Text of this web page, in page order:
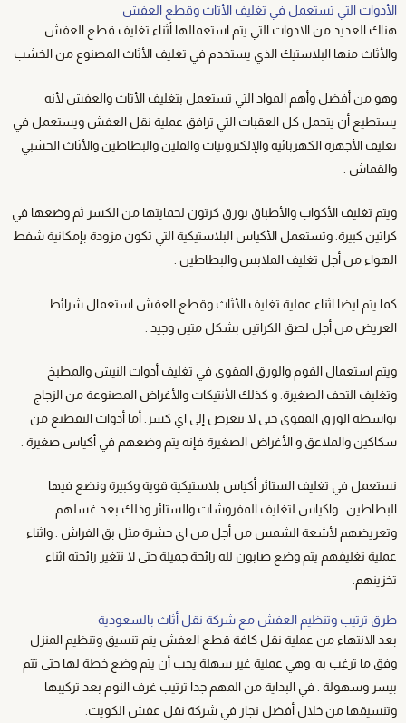
الأدوات التي تستعمل في تغليف الأثاث وقطع العفش
هناك العديد من الادوات التي يتم استعمالها أثناء تغليف قطع العفش
والأثاث منها البلاستيك الذي يستخدم في تغليف الأثاث المصنوع من الخشب
وهو من أفضل وأهم المواد التي تستعمل بتغليف الأثاث والعفش لأنه
يستطيع أن يتحمل كل العقبات التي ترافق عملية نقل العفش ويستعمل في
تغليف الأجهزة الكهربائية والإلكترونيات والفلين والبطاطين والأثاث الخشبي
والقماش .
ويتم تغليف الأكواب والأطباق بورق كرتون لحمايتها من الكسر ثم وضعها في
كراتين كبيرة. وتستعمل الأكياس البلاستيكية التي تكون مزودة بإمكانية شفط
الهواء من أجل تغليف الملابس والبطاطين .
كما يتم ايضا اثناء عملية تغليف الأثاث وقطع العفش استعمال شرائط
العريض من أجل لصق الكراتين بشكل متين وجيد .
ويتم استعمال الفوم والورق المقوى في تغليف أدوات النيش والمطبخ
وتغليف التحف الصغيرة. و كذلك الأنتيكات والأغراض المصنوعة من الزجاج
بواسطة الورق المقوى حتى لا تتعرض إلى اي كسر. أما أدوات التقطيع من
سكاكين والملاعق و الأغراض الصغيرة فإنه يتم وضعهم في أكياس صغيرة .
نستعمل في تغليف الستائر أكياس بلاستيكية قوية وكبيرة ونضع فيها
البطاطين . واكياس لتغليف المفروشات والستائر وذلك بعد غسلهم
وتعريضهم لأشعة الشمس من أجل من اي حشرة مثل بق الفراش . واثناء
عملية تغليفهم يتم وضع صابون لله رائحة جميلة حتى لا تتغير رائحته اثناء
تخزينهم.
طرق ترتيب وتنظيم العفش مع شركة نقل أثاث بالسعودية
بعد الانتهاء من عملية نقل كافة قطع العفش يتم تنسيق وتنظيم المنزل
وفق ما ترغب به. وهي عملية غير سهلة يجب أن يتم وضع خطة لها حتى تتم
بيسر وسهولة . في البداية من المهم جدا ترتيب غرف النوم بعد تركيبها
وتنسيقها من خلال أفضل نجار في شركة نقل عفش الكويت.